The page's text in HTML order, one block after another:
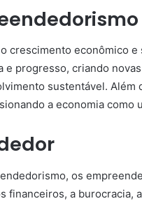
crescimento econômico e
e progresso, criando
sustentável. Além
a economia como
os
financeiros, a burocracia,